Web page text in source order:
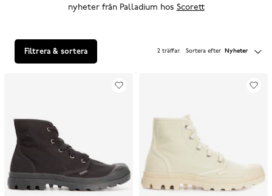
nyheter från Palladium hos Scorett
Filtrera & sortera 2 träffar. Sortera efter Nyheter